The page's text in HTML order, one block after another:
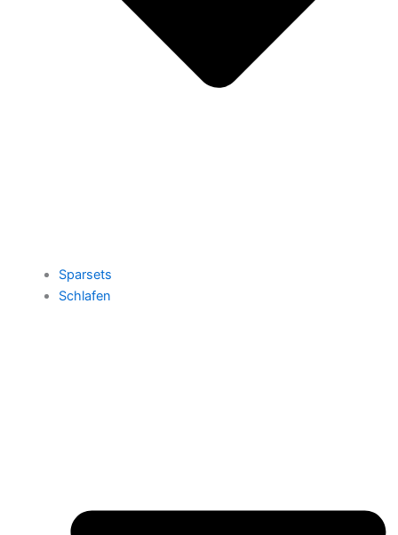
Sparsets
Schlafen